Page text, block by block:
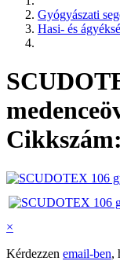
Gyógyászati
Hasi- és
×
Kérdezzen email-ben,